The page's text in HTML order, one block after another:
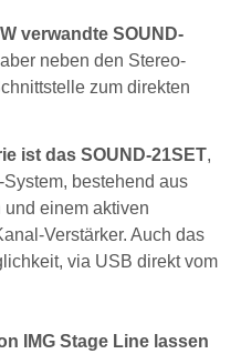
verwandte SOUND-
neben den Stereo-
zum direkten
ist das SOUND-21SET,
bestehend aus
einem aktiven
Verstärker. Auch das
via USB direkt vom
IMG Stage Line lassen